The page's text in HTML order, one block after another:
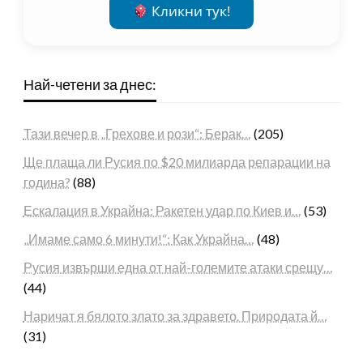
Кликни тук!
Най-четени за днес:
Тази вечер в „Грехове и рози“: Берак… (205)
Ще плаща ли Русия по $20 милиарда репарации на
година? (88)
Ескалация в Украйна: Ракетен удар по Киев и… (53)
„Имаме само 6 минути!“: Как Украйна… (48)
Русия извърши една от най-големите атаки срещу…
(44)
Наричат я бялото злато за здравето. Природата й…
(31)